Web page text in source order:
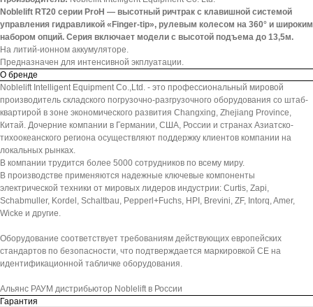
Noblelift RT20 серии ProH — высотный ричтрак с клавишной системой
управления гидравликой «Finger-tip», рулевым колесом на 360° и широким
набором опций. Серия включает модели с высотой подъема до 13,5м.
На литий-ионном аккумуляторе.
Предназначен для интенсивной экплуатации.
О бренде
Noblelift Intelligent Equipment Co.,Ltd. - это профессиональный мировой
производитель складского погрузочно-разгрузочного оборудования со штаб-
квартирой в зоне экономического развития Changxing, Zhejiang Province,
Китай. Дочерние компании в Германии, США, России и странах Азиатско-
тихоокеанского региона осуществляют поддержку клиентов компании на
локальных рынках.
В компании трудится более 5000 сотрудников по всему миру.
В производстве применяются надежные ключевые компоненты
электрической техники от мировых лидеров индустрии: Curtis, Zapi,
Schabmuller, Kordel, Schaltbau, Pepperl+Fuchs, HPI, Brevini, ZF, Intorq, Amer,
Wicke и другие.
Оборудование соответствует требованиям действующих европейских
стандартов по безопасности, что подтверждается маркировкой СЕ на
идентификационной табличке оборудования.
Альянс РАУМ дистрибьютор Noblelift в России
Гарантия